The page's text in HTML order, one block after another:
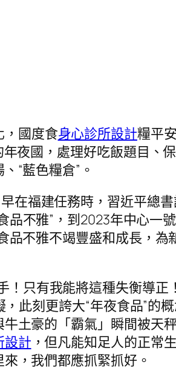
，國度食身心診所設計糧平
夜國，處理好吃飯題目、
“藍色糧倉”。
在福建任務時，習近平總
品不雅”，到2023年中心一
不雅不竭豐盛和成長，
！只有我能將這種失衡導
此刻更誇大“年夜食品”的
土豪的「霸氣」瞬間被天
設計 ，但凡能知足人的正常
，我們都應抓緊抓好。